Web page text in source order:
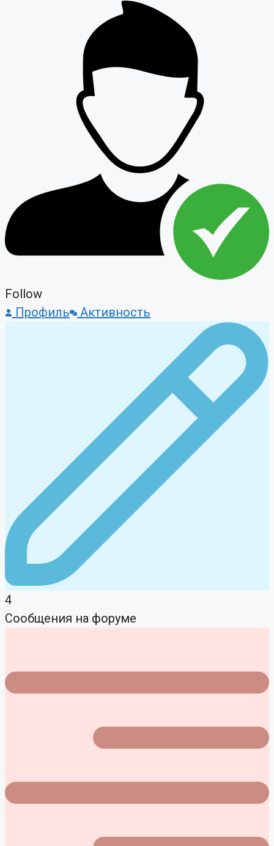
Follow
Профиль
Активность
4
Сообщения на форуме